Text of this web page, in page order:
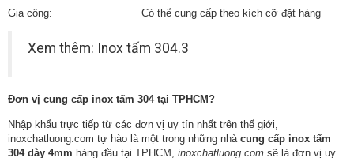
Gia công: Có thể cung cấp theo kích cỡ đặt hàng
Xem thêm: Inox tấm 304.3
Đơn vị cung cấp inox tấm 304 tại TPHCM?
Nhập khẩu trực tiếp từ các đơn vị uy tín nhất trên thế giới,
inoxchatluong.com tự hào là một trong những nhà cung cấp inox tấm
304 dày 4mm hàng đầu tại TPHCM, inoxchatluong.com sẽ là đơn vị uy